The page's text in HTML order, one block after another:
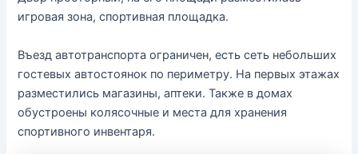
игровая зона, спортивная площадка.
Въезд автотранспорта ограничен, есть сеть небольших
гостевых автостоянок по периметру. На первых этажах
разместились магазины, аптеки. Также в домах
обустроены колясочные и места для хранения
спортивного инвентаря.